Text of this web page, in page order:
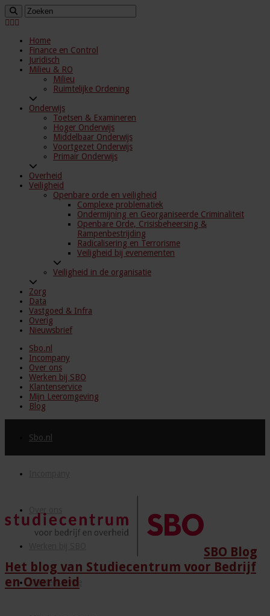
Home
Finance en Control
Juridisch
Milieu & RO
Milieu
Ruimtelijke Ordening
Onderwijs
Toetsen & Examineren
Hoger Onderwijs
Middelbaar Onderwijs
Voortgezet Onderwijs
Primair Onderwijs
Overheid
Veiligheid
Openbare orde en veiligheid
Complexe problematiek
Ondermijning en Georganiseerde Criminaliteit
Openbare Orde, Crisisbeheersing &
Rampenbestrijding
Radicalisering en Terrorisme
Veiligheid bij evenementen
Veiligheid in de organisatie
Zorg
Data
Vastgoed & Infra
Overig
Nieuwsbrief
Sbo.nl
Incompany
Over ons
Werken bij SBO
Klantenservice
Mijn Leeromgeving
Blog
Sbo.nl
Klantenservice
SBO Blog
Het blog van Studiecentrum voor Bedrijf
en Overheid